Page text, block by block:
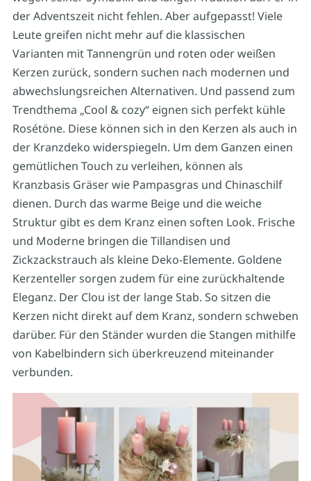
der Adventszeit nicht fehlen. Aber aufgepasst! Viele
Leute greifen nicht mehr auf die klassischen
Varianten mit Tannengrün und roten oder weißen
Kerzen zurück, sondern suchen nach modernen und
abwechslungsreichen Alternativen. Und passend zum
Trendthema „Cool & cozy“ eignen sich perfekt kühle
Rosétöne. Diese können sich in den Kerzen als auch in
der Kranzdeko widerspiegeln. Um dem Ganzen einen
gemütlichen Touch zu verleihen, können als
Kranzbasis Gräser wie Pampasgras und Chinaschilf
dienen. Durch das warme Beige und die weiche
Struktur gibt es dem Kranz einen soften Look. Frische
und Moderne bringen die Tillandisen und
Zickzackstrauch als kleine Deko-Elemente. Goldene
Kerzenteller sorgen zudem für eine zurückhaltende
Eleganz. Der Clou ist der lange Stab. So sitzen die
Kerzen nicht direkt auf dem Kranz, sondern schweben
darüber. Für den Ständer wurden die Stangen mithilfe
von Kabelbindern sich überkreuzend miteinander
verbunden.